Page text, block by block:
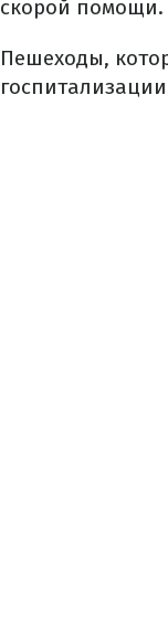
скорой помощи.
Пешеходы,